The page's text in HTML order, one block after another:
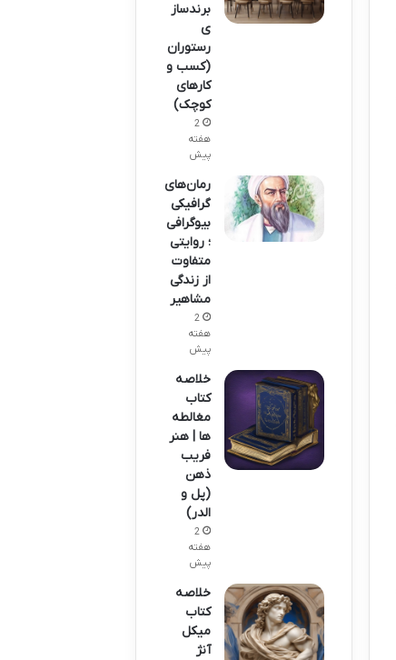
برندساز
ی
رستوران
(کسب و
کارهای
کوچک)
2
هفته
پیش
رمان‌های
گرافیکی
بیوگرافی
؛ روایتی
متفاوت
از زندگی
مشاهیر
2
هفته
پیش
خلاصه
کتاب
مغالطه
ها | هنر
فریب
ذهن
(پل و
الدر)
2
هفته
پیش
خلاصه
کتاب
میکل
آنژ